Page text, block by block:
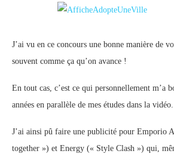
J’ai vu en ce concours une bonne manière de
souvent comme ça qu’on avance !
En tout cas, c’est ce qui personnellement m’a
années en parallèle de mes études dans la vidéo.
J’ai ainsi pû faire une publicité pour Emporio
together ») et Energy (« Style Clash ») qui,